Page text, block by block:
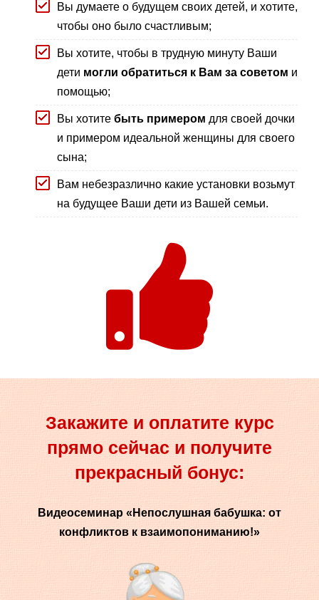
Вы думаете о будущем своих детей, и хотите,
чтобы оно было счастливым;
Вы хотите, чтобы в трудную минуту Ваши
дети могли обратиться к Вам за советом и
помощью;
Вы хотите быть примером для своей дочки
и примером идеальной женщины для своего
сына;
Вам небезразлично какие установки возьмут
на будущее Ваши дети из Вашей семьи.
Закажите и оплатите курс
прямо сейчас и получите
прекрасный бонус:
Видеосеминар «Непослушная бабушка: от
конфликтов к взаимопониманию!»